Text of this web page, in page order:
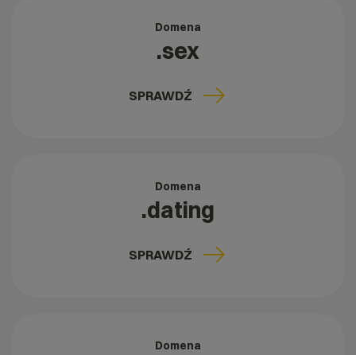
Domena
.sex
SPRAWDŹ
Domena
.dating
SPRAWDŹ
Domena